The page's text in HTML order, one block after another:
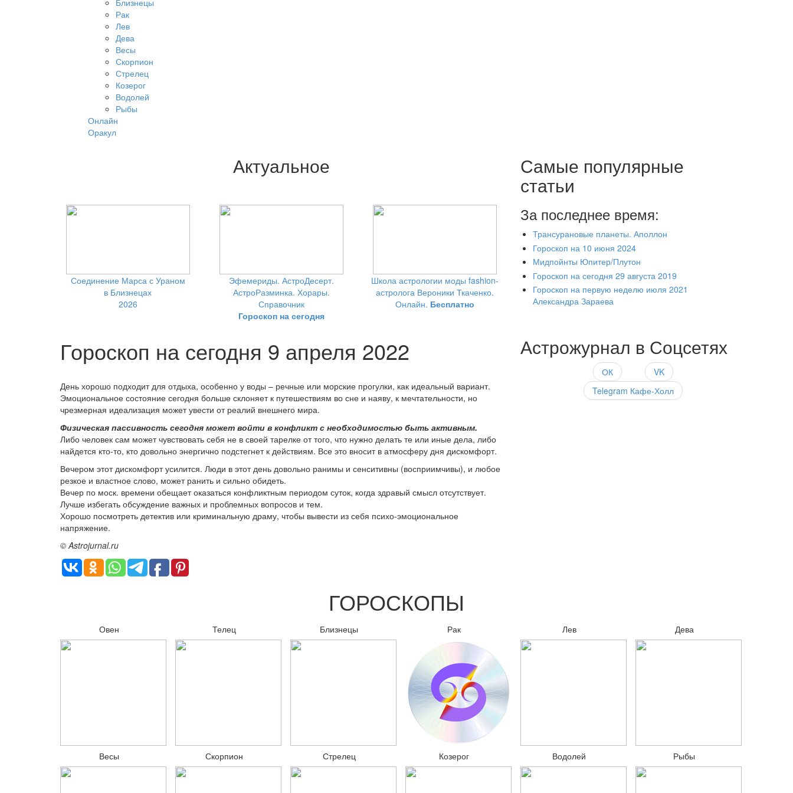
Близнецы
Рак
Лев
Дева
Весы
Скорпион
Стрелец
Козерог
Водолей
Рыбы
Онлайн
Оракул
Актуальное
Соединение Марса с Ураном
в Близнецах
2026
Эфемериды. АстроДесерт.
АстроРазминка. Хорары.
Справочник
Гороскоп на сегодня
Школа астрологии моды fashion-
астролога Вероники Ткаченко.
Онлайн. Бесплатно
Гороскоп на сегодня 9 апреля 2022
День хорошо подходит для отдыха, особенно у воды – речные или морские прогулки, как идеальный вариант.
Эмоциональное состояние сегодня больше склоняет к путешествиям во сне и наяву, к мечтательности, но
чрезмерная идеализация может увести от реалий внешнего мира.
Физическая пассивность сегодня может войти в конфликт с необходимостью быть активным.
Либо человек сам может чувствовать себя не в своей тарелке от того, что нужно делать те или иные дела, либо
найдется кто-то, кто довольно энергично подстегнет к действиям. Все это вносит в атмосферу дня дискомфорт.
Вечером этот дискомфорт усилится. Люди в этот день довольно ранимы и сенситивны (восприимчивы), и любое
резкое и властное слово, может ранить и сильно обидеть.
Вечер по моск. времени обещает оказаться конфликтным периодом суток, когда здравый смысл отсутствует.
Лучше избегать обсуждение важных и проблемных вопросов и тем.
Хорошо посмотреть детектив или криминальную драму, чтобы вывести из себя психо-эмоциональное
напряжение.
© Astrojurnal.ru
Самые популярные
статьи
За последнее время:
Трансурановые планеты. Аполлон
Гороскоп на 10 июня 2024
Мидпойнты Юпитер/Плутон
Гороскоп на сегодня 29 августа 2019
Гороскоп на первую неделю июля 2021
Александра Зараева
Астрожурнал в Соцсетях
ОК
VK
Telegram Кафе-Холл
ГОРОСКОПЫ
Овен Телец Близнецы Рак Лев Дева
Весы Скорпион Стрелец Козерог Водолей Рыбы